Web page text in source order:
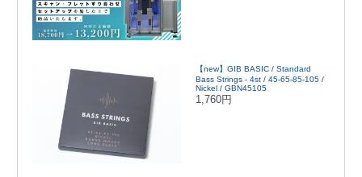
【new】GIB BASIC / Standard
Bass Strings - 4st / 45-65-85-105 /
Nickel / GBN45105
1,760円